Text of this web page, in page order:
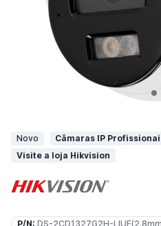
Novo
Câmaras IP
Visite a loja Hikvision
P/N: DS-2CD1327G2H-